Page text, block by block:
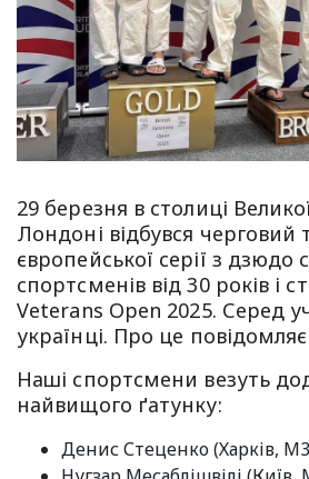
29 березня в столиці
Лондоні відбувся черговий
європейської серії з дзюдо
спортсменів від 30 років і
Veterans Open 2025. Серед
українці. Про це повідомляє
Наші спортсмени везуть
найвищого ґатунку:
Денис Стеценко (Харків,